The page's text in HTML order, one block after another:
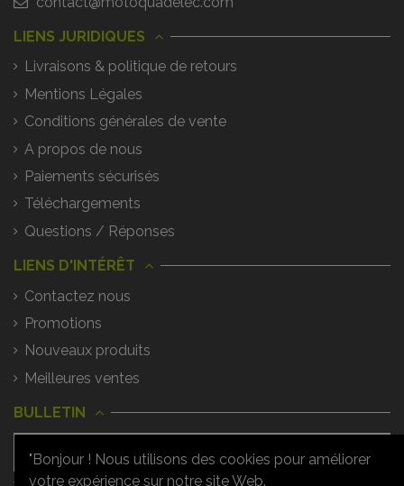
LIENS JURIDIQUES
Livraisons & politique de retours
Mentions Légales
Conditions générales de vente
A propos de nous
Paiements sécurisés
Téléchargements
Questions / Réponses
LIENS D'INTÉRÊT
Contactez nous
Promotions
Nouveaux produits
Meilleures ventes
BULLETIN
"Bonjour ! Nous utilisons des cookies pour améliorer
votre expérience sur notre site Web.